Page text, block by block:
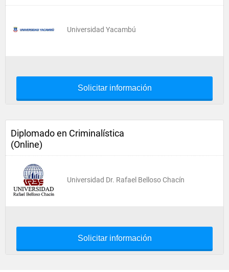
Universidad Yacambú
Solicitar información
Diplomado en Criminalística
(Online)
Universidad Dr. Rafael Belloso Chacín
Solicitar información